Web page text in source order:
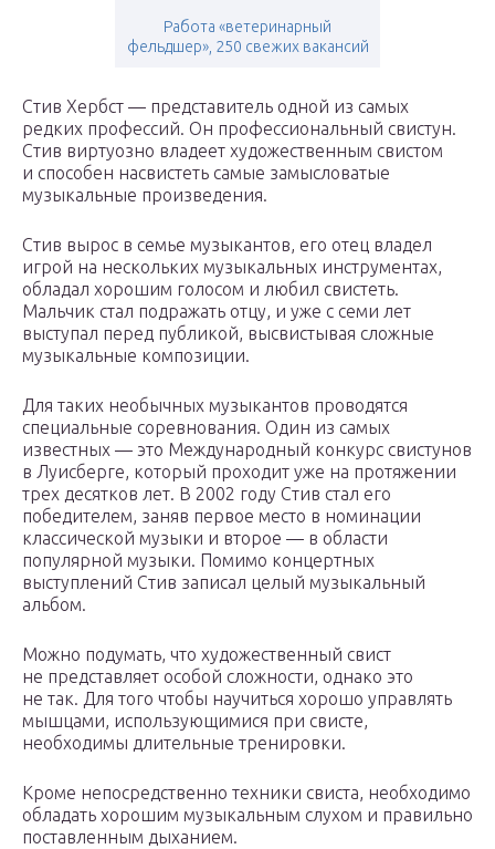
Работа «ветеринарный
фельдшер», 250 свежих вакансий
Стив Хербст — представитель одной из самых
редких профессий. Он профессиональный свистун.
Стив виртуозно владеет художественным свистом
и способен насвистеть самые замысловатые
музыкальные произведения.
Стив вырос в семье музыкантов, его отец владел
игрой на нескольких музыкальных инструментах,
обладал хорошим голосом и любил свистеть.
Мальчик стал подражать отцу, и уже с семи лет
выступал перед публикой, высвистывая сложные
музыкальные композиции.
Для таких необычных музыкантов проводятся
специальные соревнования. Один из самых
известных — это Международный конкурс свистунов
в Луисберге, который проходит уже на протяжении
трех десятков лет. В 2002 году Стив стал его
победителем, заняв первое место в номинации
классической музыки и второе — в области
популярной музыки. Помимо концертных
выступлений Стив записал целый музыкальный
альбом.
Можно подумать, что художественный свист
не представляет особой сложности, однако это
не так. Для того чтобы научиться хорошо управлять
мышцами, использующимися при свисте,
необходимы длительные тренировки.
Кроме непосредственно техники свиста, необходимо
обладать хорошим музыкальным слухом и правильно
поставленным дыханием.